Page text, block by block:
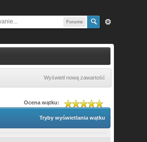
Forums
Wyświetl nową zawartość
Ocena wątku:
Tryby wyświetlania wątku